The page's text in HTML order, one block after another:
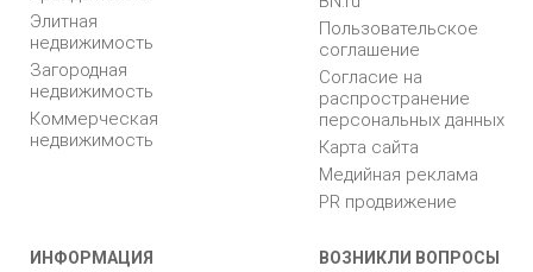
Элитная
недвижимость
Загородная
недвижимость
Коммерческая
недвижимость
Пользовательское
соглашение
Согласие на
распространение
персональных данных
Карта сайта
Медийная реклама
PR продвижение
ИНФОРМАЦИЯ ВОЗНИКЛИ ВОПРОСЫ